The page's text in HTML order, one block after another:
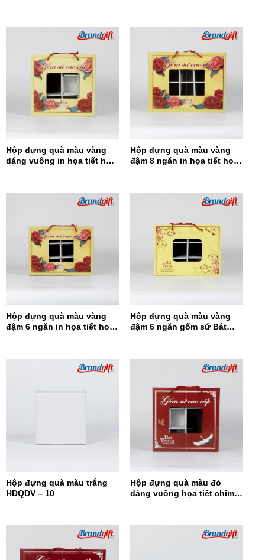
Hộp đựng quà màu vàng
dáng vuông in họa tiết hoa
Hộp đựng quà màu vàng
đậm 8 ngăn in họa tiết hoa
Hộp đựng quà màu vàng
đậm 6 ngăn in họa tiết hoa
Hộp đựng quà màu vàng
đậm 6 ngăn gốm sứ Bát
Hộp đựng quà màu trắng
HĐQDV – 10
Hộp đựng quà màu đỏ
dáng vuông họa tiết chim